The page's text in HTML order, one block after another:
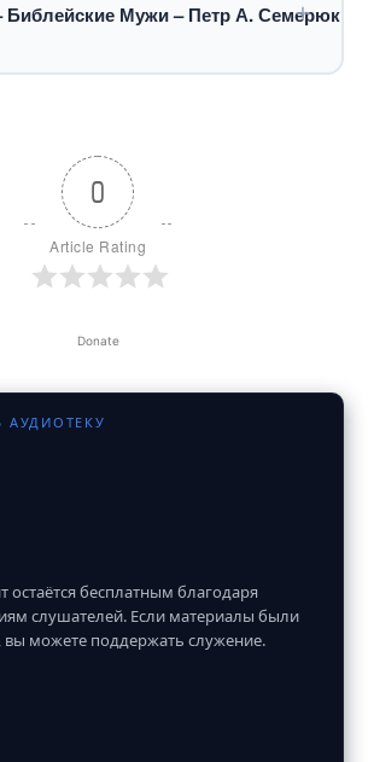
Авель – Библейские Мужи – Петр А. Семерюк
0
Article Rating
Donate
АУДИОТЕКУ
остаётся бесплатным благодаря
слушателей. Если материалы были
вы можете поддержать служение.